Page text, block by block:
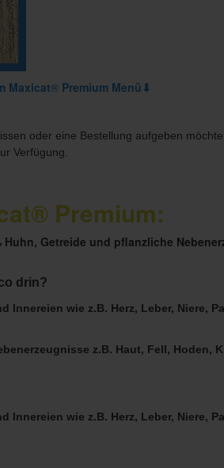
Maxicat®Premium Menü⬇
oder eine Bestellung aufgeben
Verfügung.
Premium:
Getreide und pflanzliche
drin?
wie z.B. Herz, Leber, Niere,
z.B. Haut, Fell, Hoden,
wie z.B. Herz, Leber, Niere,